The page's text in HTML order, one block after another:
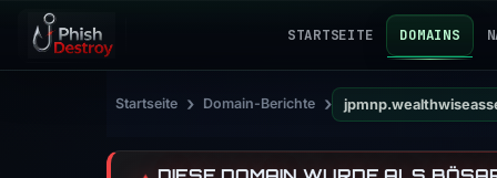
STARTSEITE DOMAINS
Startseite › Domain-Berichte ›